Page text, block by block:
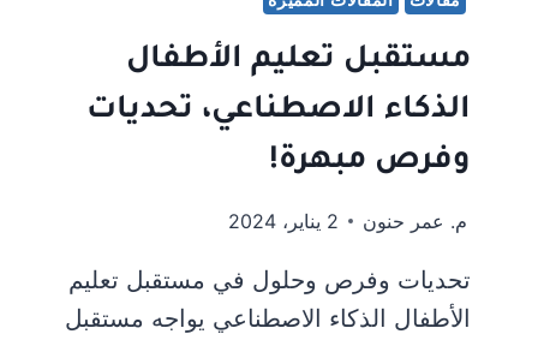
مستقبل تعليم الأطفال
الذكاء الاصطناعي، تحديات
وفرص مبهرة!
م. عمر حنون 2 يناير، 2024
تحديات وفرص وحلول في مستقبل تعليم
الأطفال الذكاء الاصطناعي يواجه مستقبل